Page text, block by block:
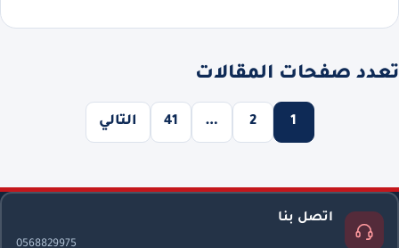
تعدد صفحات المقالات
1
2
…
41 التالي
اتصل بنا
0568829975